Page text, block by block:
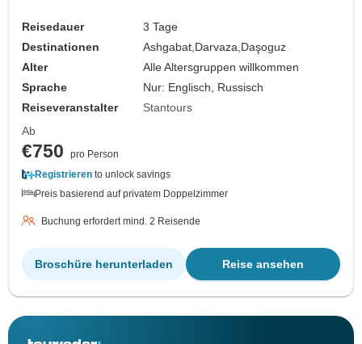
Reisedauer
3 Tage
Destinationen
Ashgabat, Darvaza, Daşoguz
Alter
Alle Altersgruppen willkommen
Sprache
Nur: Englisch, Russisch
Reiseveranstalter
Stantours
Ab
€750
pro Person
Registrieren to unlock savings
Preis basierend auf privatem Doppelzimmer
Buchung erfordert mind. 2 Reisende
Reise ansehen
Broschüre herunterladen